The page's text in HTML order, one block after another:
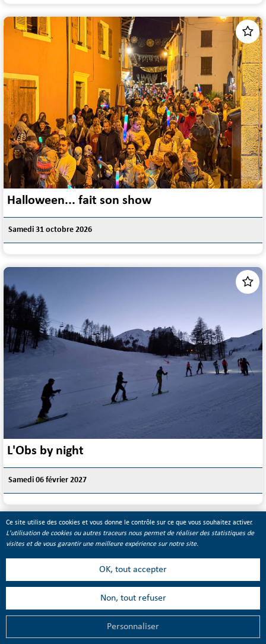
Halloween... fait son show
Samedi 31 octobre 2026
L'Obs by night
Samedi 06 février 2027
LETTRE D'INFORMATION DE L'OFFICE DE
TOURISME
Recevez les dernières informations, les animations et les
Ce site utilise des cookies et vous donne le contrôle sur ce que vous souhaitez activer.
L'utilisation de cookies ou autres traceurs nous permet de réaliser des statistiques de
visites et de vous garantir une meilleure expérience sur notre site.
OK, tout accepter
Non, tout refuser
Personnaliser